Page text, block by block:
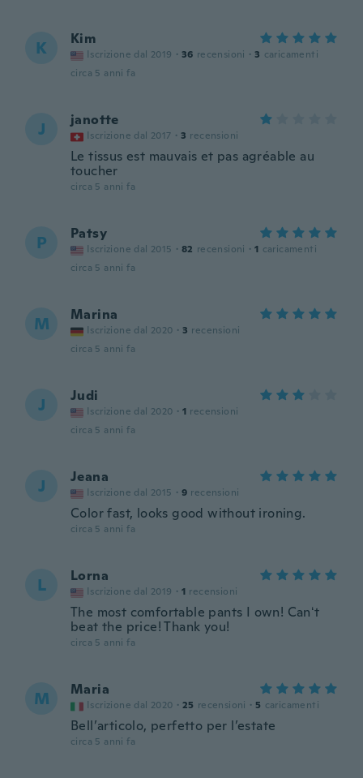
K Kim
Iscrizione dal 2019 · 36 recensioni · 3 caricamenti
circa 5 anni fa
J janotte
Iscrizione dal 2017 · 3 recensioni
Le tissus est mauvais et pas agréable au
toucher
circa 5 anni fa
P Patsy
Iscrizione dal 2015 · 82 recensioni · 1 caricamenti
circa 5 anni fa
M Marina
Iscrizione dal 2020 · 3 recensioni
circa 5 anni fa
J Judi
Iscrizione dal 2020 · 1 recensioni
circa 5 anni fa
J Jeana
Iscrizione dal 2015 · 9 recensioni
Color fast, looks good without ironing.
circa 5 anni fa
L Lorna
Iscrizione dal 2019 · 1 recensioni
The most comfortable pants I own! Canʻt
beat the price! Thank you!
circa 5 anni fa
M Maria
Iscrizione dal 2020 · 25 recensioni · 5 caricamenti
Bell’articolo, perfetto per l’estate
circa 5 anni fa